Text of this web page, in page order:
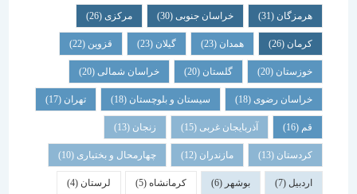
هرمزگان(31) خراسان جنوبی(30) مرکزی (26)
همدان گیلان قزوین
خوزستان(20) گلستان (20) خراسان شمالی(20)
خراسان رضوی(18) سیستان و بلوچستان(18) تهران
آذربایجان غربی(15) زنجان
کردستان(13) مازندران(12) چهارمحال و بختیاری (10)
بوشهر کرمانشاه(5) لرستان (4)